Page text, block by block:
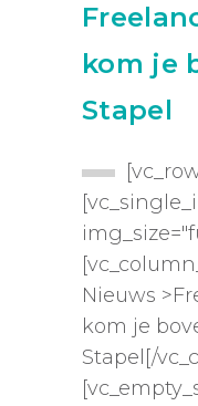
kom je
Stapel
Nieuws
kom je
Stapel[/